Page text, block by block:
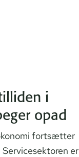
i
opad
fortsætter
er